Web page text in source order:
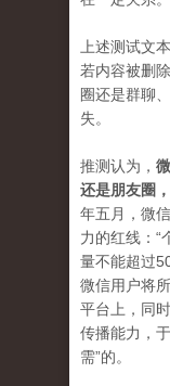
上述测试文
若内容被删
圈还是群聊
失。
推测认为，
还是朋友圈
年五月，微
力的红线：“
量不能超过
微信用户将
平台上，同
传播能力，
需”的。